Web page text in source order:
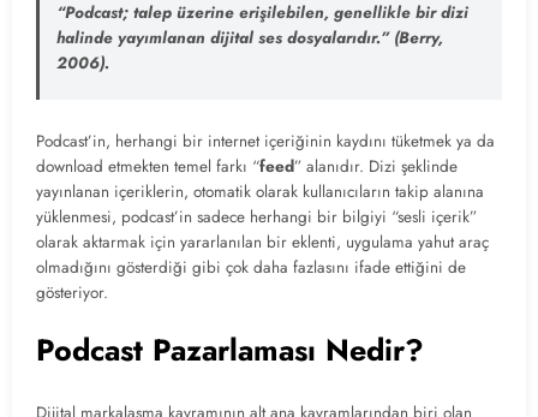
“Podcast; talep üzerine erişilebilen, genellikle bir dizi
halinde yayımlanan dijital ses dosyalarıdır.” (Berry,
2006).
Podcast’in, herhangi bir internet içeriğinin kaydını tüketmek ya da
download etmekten temel farkı “feed” alanıdır. Dizi şeklinde
yayınlanan içeriklerin, otomatik olarak kullanıcıların takip alanına
yüklenmesi, podcast’in sadece herhangi bir bilgiyi “sesli içerik”
olarak aktarmak için yararlanılan bir eklenti, uygulama yahut araç
olmadığını gösterdiği gibi çok daha fazlasını ifade ettiğini de
gösteriyor.
Podcast Pazarlaması Nedir?
Dijital markalaşma kavramının alt ana kavramlarından biri olan